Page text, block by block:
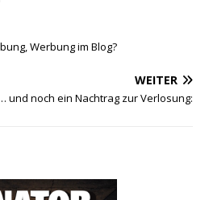
Werbung im Blog?
WEITER
und noch ein Nachtrag zur Verlosung: